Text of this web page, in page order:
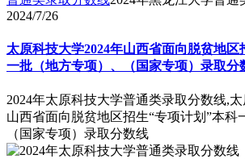
2024/7/26
太原科技大学2024年山西省面向脱贫地区
一批（地方专项）、（国家专项）录取分
2024年太原科技大学普通类录取分数线,
山西省面向脱贫地区招生“专项计划”本科
（国家专项）录取分数线